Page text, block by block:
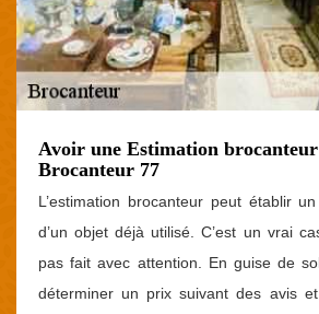
Avoir une Estimation
Brocanteur 77
L’estimation brocanteur peut établir
d’un objet déjà utilisé. C’est un vrai
pas fait avec attention. En guise de
déterminer un prix suivant des avis